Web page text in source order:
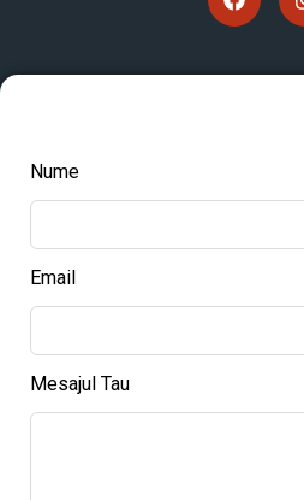
Nume
Email
Mesajul Tau